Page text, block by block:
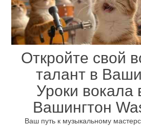
Откройте свой
талант в
Уроки вокала
Вашингтон
Ваш путь к музыкальному